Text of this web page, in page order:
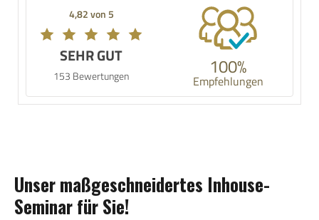
4,82 von 5
SEHR GUT
153 Bewertungen 100%
Empfehlungen
Unser maßgeschneidertes Inhouse-
Seminar für Sie!